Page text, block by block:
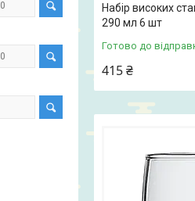
Набір високих
290 мл 6 шт
Готово до
415 ₴